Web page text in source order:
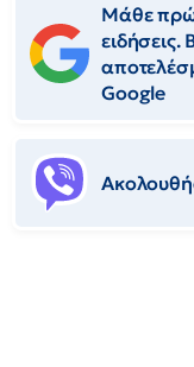
Μάθε
Google